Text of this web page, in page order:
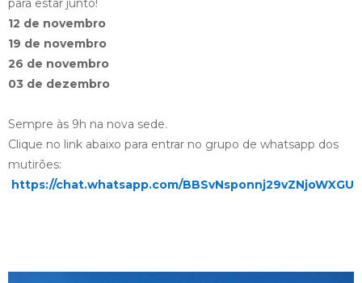
para estar junto!
12 de novembro
19 de novembro
26 de novembro
03 de dezembro
Sempre às 9h na nova sede.
Clique no link abaixo para entrar no grupo de whatsapp dos
mutirões:
https://chat.whatsapp.com/BBSvNsponnj29vZNjoWXGU